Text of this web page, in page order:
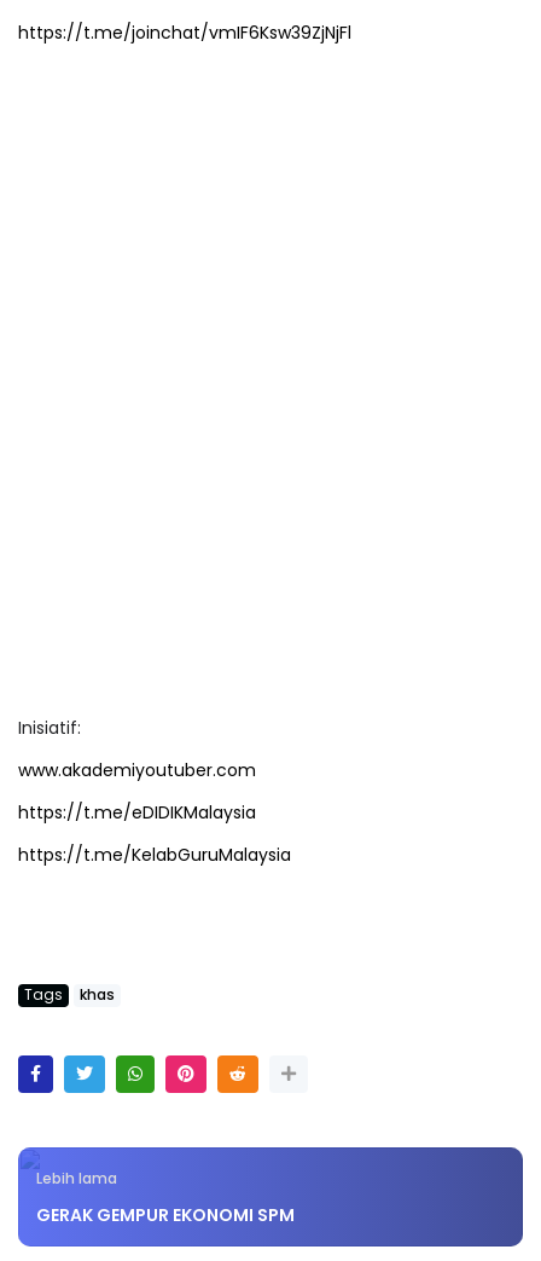
https://t.me/joinchat/vmIF6Ksw39ZjNjFl
Inisiatif:
www.akademiyoutuber.com
https://t.me/eDIDIKMalaysia
https://t.me/KelabGuruMalaysia
Tags khas
Lebih lama
GERAK GEMPUR EKONOMI SPM